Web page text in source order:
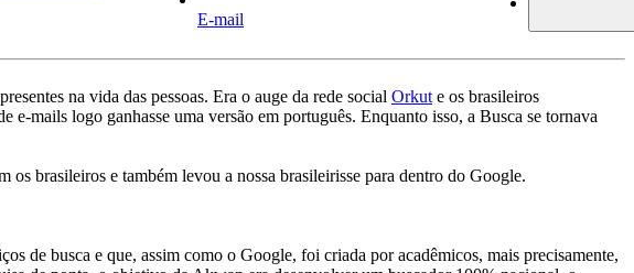
E-mail
na vida das pessoas. Era o auge da rede social Orkute os brasileiros
mails logo ganhasse uma versão em português. Enquanto isso, a Busca se tornava
brasileiros e também levou a nossa brasileirisse para dentro do Google.
de busca e que, assim como o Google, foi criada por acadêmicos, mais precisamente,